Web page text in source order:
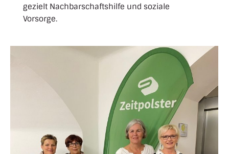
gezielt Nachbarschaftshilfe und soziale
Vorsorge.